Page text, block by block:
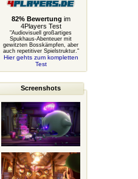
82% Bewertung im
4Players Test
"Audiovisuell großartiges
Spukhaus-Abenteuer mit
gewitzten Bosskämpfen, aber
auch repetitiver Spielstruktur."
Hier gehts zum kompletten
Test
Screenshots